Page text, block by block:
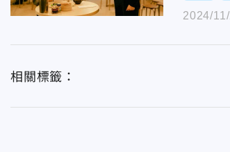
2024/
相關標籤：